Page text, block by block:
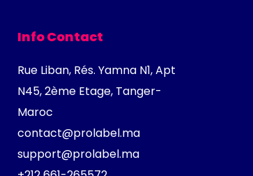
Info Contact
Rue Liban, Rés. Yamna N1, Apt
N45, 2ème Etage, Tanger-
Maroc
contact@prolabel.ma
support@prolabel.ma